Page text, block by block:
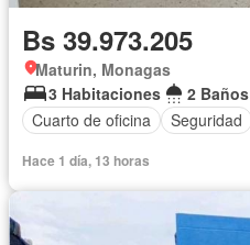
Bs 39.973.205
Maturin, Monagas
3 Habitaciones
2 Baños
Cuarto de oficina
Seguridad
Hace 1 día, 13 horas